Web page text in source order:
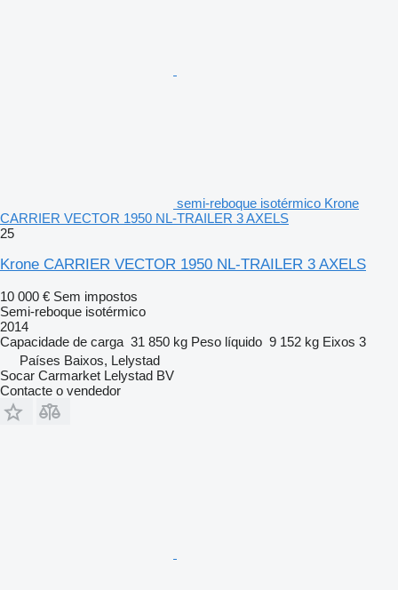
semi-reboque isotérmico Krone
CARRIER VECTOR 1950 NL-TRAILER 3 AXELS
25
Krone CARRIER VECTOR 1950 NL-TRAILER 3 AXELS
10 000 € Sem impostos
Semi-reboque isotérmico
2014
Capacidade de carga 31 850 kg Peso líquido 9 152 kg Eixos 3
Países Baixos, Lelystad
Socar Carmarket Lelystad BV
Contacte o vendedor